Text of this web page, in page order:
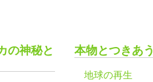
の神秘と
本物とつきあう
地球の再生